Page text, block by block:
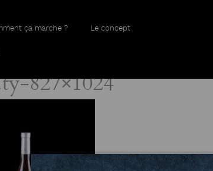
ça marche ? Le concept
827×1024